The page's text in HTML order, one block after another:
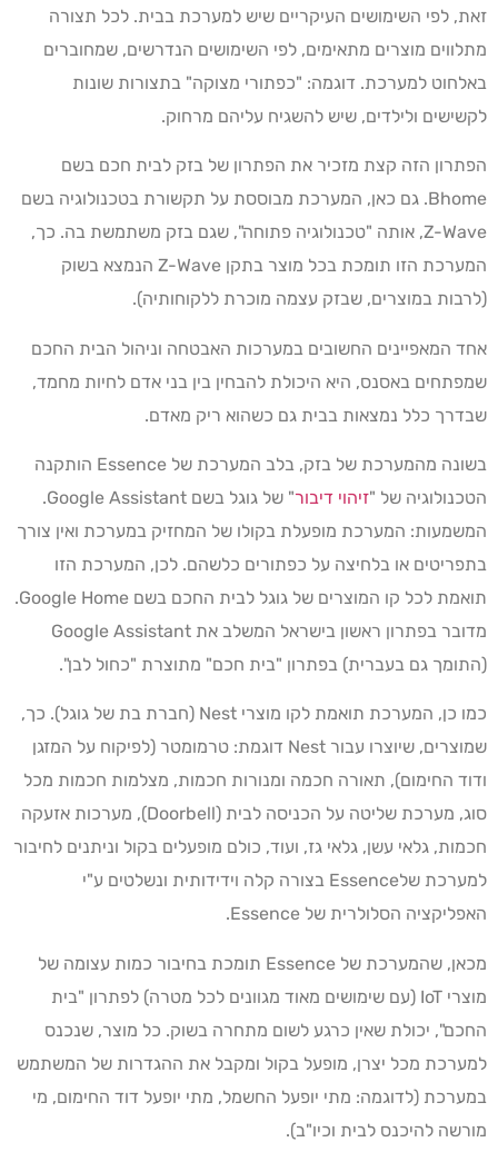
זאת, לפי השימושים העיקריים שיש למערכת בבית. לכל תצורה
מתלווים מוצרים מתאימים, לפי השימושים הנדרשים, שמחוברים
באלחוט למערכת. דוגמה: "כפתורי מצוקה" בתצורות שונות
לקשישים ולילדים, שיש להשגיח עליהם מרחוק.
הפתרון הזה קצת מזכיר את הפתרון של בזק לבית חכם בשם
Bhome. גם כאן, המערכת מבוססת על תקשורת בטכנולוגיה בשם
Z-Wave, אותה "טכנולוגיה פתוחה", שגם בזק משתמשת בה. כך,
המערכת הזו תומכת בכל מוצר בתקן Z-Wave הנמצא בשוק
(לרבות במוצרים, שבזק עצמה מוכרת ללקוחותיה).
אחד המאפיינים החשובים במערכות האבטחה וניהול הבית החכם
שמפתחים באסנס, היא היכולת להבחין בין בני אדם לחיות מחמד,
שבדרך כלל נמצאות בבית גם כשהוא ריק מאדם.
בשונה מהמערכת של בזק, בלב המערכת של Essence הותקנה
הטכנולוגיה של "זיהוי דיבור
" של גוגל בשם Google Assistant.
המשמעות: המערכת מופעלת בקולו של המחזיק במערכת ואין צורך
בתפריטים או בלחיצה על כפתורים כלשהם. לכן, המערכת הזו
תואמת לכל קו המוצרים של גוגל לבית החכם בשם Google Home.
מדובר בפתרון ראשון בישראל המשלב את Google Assistant
(התומך גם בעברית) בפתרון "בית חכם" מתוצרת "כחול לבן".
כמו כן, המערכת תואמת לקו מוצרי Nest (חברת בת של גוגל). כך,
שמוצרים, שיוצרו עבור Nest דוגמת: טרמומטר (לפיקוח על המזגן
ודוד החימום), תאורה חכמה ומנורות חכמות, מצלמות חכמות מכל
סוג, מערכת שליטה על הכניסה לבית (Doorbell), מערכות אזעקה
חכמות, גלאי עשן, גלאי גז, ועוד, כולם מופעלים בקול וניתנים לחיבור
למערכת שלEssence בצורה קלה וידידותית ונשלטים ע"י
האפליקציה הסלולרית של Essence.
מכאן, שהמערכת של Essence תומכת בחיבור כמות עצומה של
מוצרי IoT (עם שימושים מאוד מגוונים לכל מטרה) לפתרון "בית
החכם", יכולת שאין כרגע לשום מתחרה בשוק. כל מוצר, שנכנס
למערכת מכל יצרן, מופעל בקול ומקבל את ההגדרות של המשתמש
במערכת (לדוגמה: מתי יופעל החשמל, מתי יופעל דוד החימום, מי
מורשה להיכנס לבית וכיו"ב).